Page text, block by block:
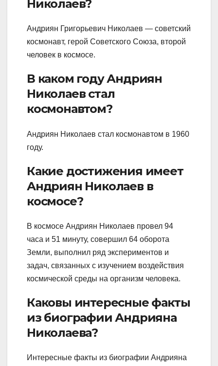
Николаев?
Андриян Григорьевич Николаев — советский
космонавт, герой Советского Союза, второй
человек в космосе.
В каком году Андриян
Николаев стал
космонавтом?
Андриян Николаев стал космонавтом в 1960
году.
Какие достижения имеет
Андриян Николаев в
космосе?
В космосе Андриян Николаев провел 94
часа и 51 минуту, совершил 64 оборота
Земли, выполнил ряд экспериментов и
задач, связанных с изучением воздействия
космической среды на организм человека.
Каковы интересные факты
из биографии Андрияна
Николаева?
Интересные факты из биографии Андрияна